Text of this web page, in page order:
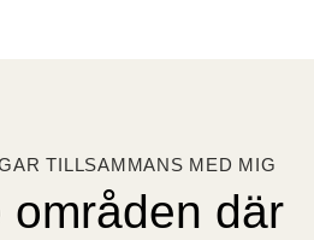
TILLSAMMANS MED MIG
områden där